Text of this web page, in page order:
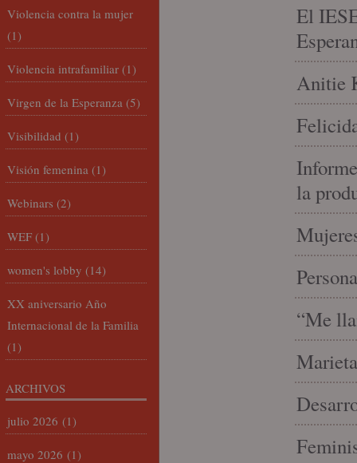
El
Anitie
la
“Me
Violencia contra la mujer
(1)
Violencia intrafamiliar (1)
Virgen de la Esperanza (5)
Visibilidad (1)
Visión femenina (1)
Webinars (2)
WEF (1)
women's lobby (14)
XX aniversario Año
Internacional de la Familia
(1)
ARCHIVOS
julio 2026 (1)
mayo 2026 (1)